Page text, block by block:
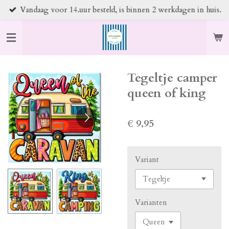
Ga
naar
de
hoofdinhoud
Vandaag voor 14.uur besteld, is binnen 2 werkdagen in huis.
Tegeltje camper
queen of king
€ 9,95
Variant
Varianten